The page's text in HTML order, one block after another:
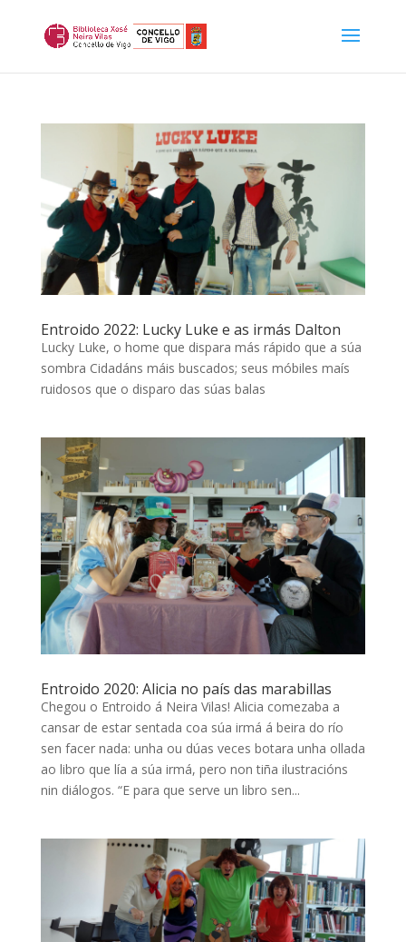
Entroido 2022: Lucky Luke e as irmás Dalton
Lucky Luke, o home que dispara más rápido que a súa
sombra Cidadáns máis buscados; seus móbiles maís
ruidosos que o disparo das súas balas
Entroido 2020: Alicia no país das marabillas
Chegou o Entroido á Neira Vilas! Alicia comezaba a
cansar de estar sentada coa súa irmá á beira do río
sen facer nada: unha ou dúas veces botara unha ollada
ao libro que lía a súa irmá, pero non tiña ilustracións
nin diálogos. “E para que serve un libro sen...